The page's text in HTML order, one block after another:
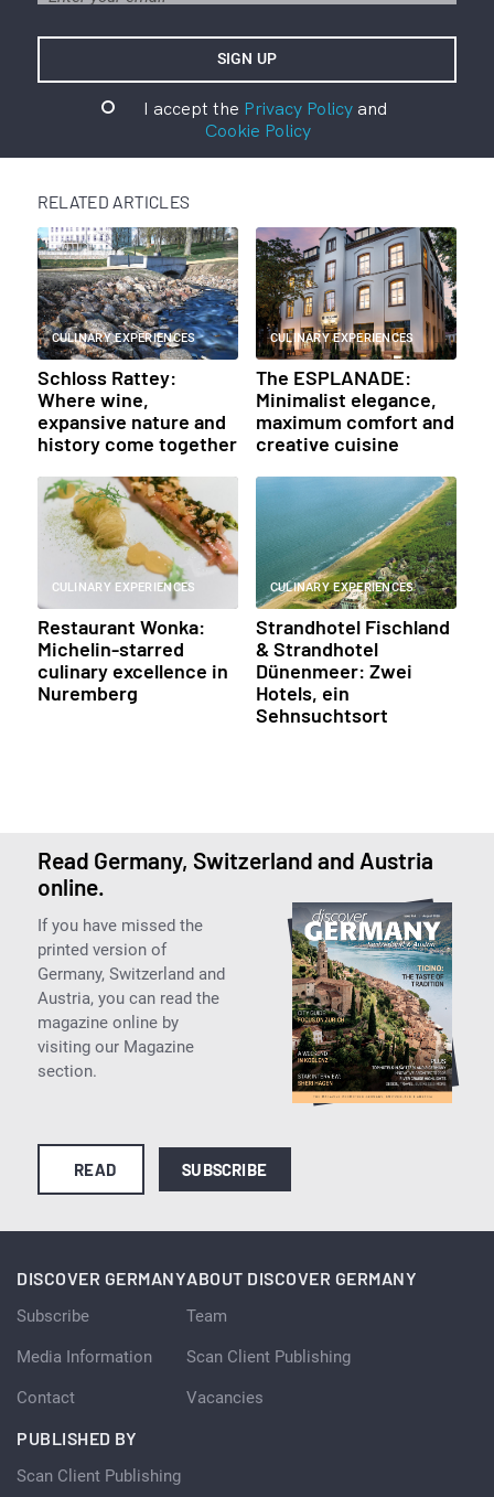
I accept the Privacy Policyand
Cookie Policy
RELATED ARTICLES
CULINARY EXPERIENCES
Schloss Rattey:
Where wine,
expansive nature and
history come together
CULINARY EXPERIENCES
The ESPLANADE:
Minimalist elegance,
maximum comfort and
creative cuisine
CULINARY EXPERIENCES
Restaurant Wonka:
Michelin-starred
culinary excellence in
Nuremberg
CULINARY EXPERIENCES
Strandhotel Fischland
& Strandhotel
Dünenmeer: Zwei
Hotels, ein
Sehnsuchtsort
Read Germany, Switzerland and Austria
online.
If you have missed the
printed version of
Germany, Switzerland and
Austria, you can read the
magazine online by
visiting our Magazine
section.
READ SUBSCRIBE
DISCOVER GERMANY
Subscribe
Media Information
Contact
ABOUT DISCOVER GERMANY
Team
Scan Client Publishing
Vacancies
PUBLISHED BY
Scan Client Publishing